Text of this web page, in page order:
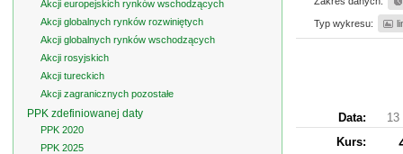
Typ wykresu:
Data:
13
Kurs:
Akcji europejskich rynków wschodzących
Akcji globalnych rynków rozwiniętych
Akcji globalnych rynków wschodzących
Akcji rosyjskich
Akcji tureckich
Akcji zagranicznych pozostałe
PPK zdefiniowanej daty
PPK 2020
PPK 2025